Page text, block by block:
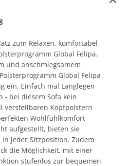
zum Relaxen, komfortabel
Global Felipa.
und anschmiegsamem
Global Felipa
ein. Einfach mal Langlegen
- bei diesem Sofa kein
verstellbaren Kopfpolstern
Wohlfühlkomfort
aufgestellt, bieten sie
jeder Sitzposition. Zudem
die Möglichkeit, mit einer
stufenlos zur bequemen